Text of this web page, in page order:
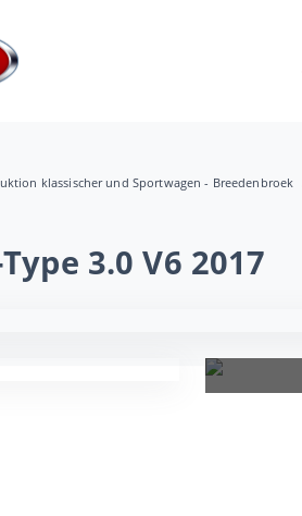
klassischer und Sportwagen - Breedenbroek
3.0 V6 2017